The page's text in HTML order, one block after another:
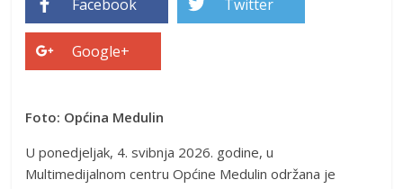
Facebook Twitter
Google+
Foto: Općina Medulin
U ponedjeljak, 4. svibnja 2026. godine, u
Multimedijalnom centru Općine Medulin održana je